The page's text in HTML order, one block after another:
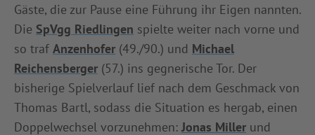
Gäste, die zur Pause eine Führung ihr Eigen nannten.
Die SpVgg Riedlingen spielte weiter nach vorne und
so traf Anzenhofer (49./90.) und Michael
Reichensberger (57.) ins gegnerische Tor. Der
bisherige Spielverlauf lief nach dem Geschmack von
Thomas Bartl, sodass die Situation es hergab, einen
Doppelwechsel vorzunehmen: Jonas Miller und